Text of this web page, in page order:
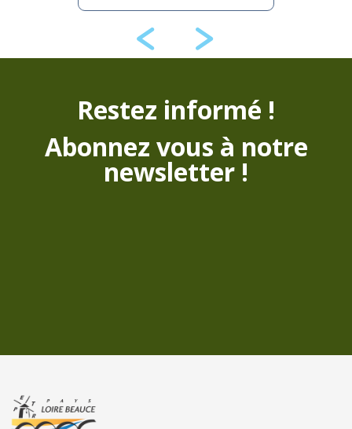
Restez informé !
Abonnez vous à notre
newsletter !